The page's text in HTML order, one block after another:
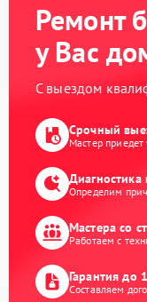
Ремонт
у Вас
С выездом
Срочный
Мастер
Диагностика
Определим
Мастера со
Работаем с
Гарантия до
Составляем